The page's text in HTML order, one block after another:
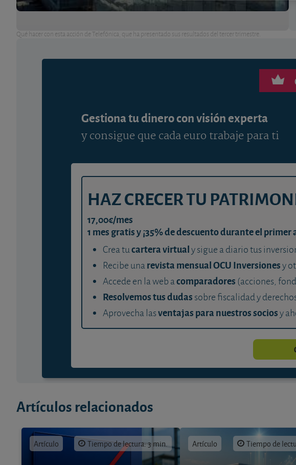
Qué hacer con esta acción de Telefónica, que ha presentado sus resultados del tercer trimestre.
Gestiona tu dinero con visión experta
y consigue que cada euro trabaje para ti
HAZ CRECER TU
17,00€/mes
1 mes gratis y ¡35% de descuento durante el primer
Crea tucartera virtualy sigue a diario tus
Recibe unarevista mensual OCU Inversionesy
Accede en la web acomparadores (acciones,
Resolvemos tus dudas sobre fiscalidad y
Aprovecha lasventajas para nuestros sociosy
Artículos relacionados
Artículo Tiempo de lectura: 3 min. Artículo Tiempo de